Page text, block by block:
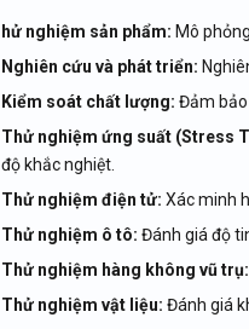
hử nghiệm sản phẩm: Mô
Nghiên cứu và phát triển:
Kiểm soát chất lượng: Đảm bảo
Thử nghiệm ứng suất (Stress
độ khắc nghiệt.
Thử nghiệm điện tử: Xác minh
Thử nghiệm ô tô: Đánh giá độ
Thử nghiệm hàng không vũ trụ:
Thử nghiệm vật liệu: Đánh giá